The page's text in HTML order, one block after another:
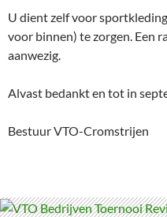
U dient zelf voor
voor binnen) te zorgen. Een
aanwezig.
Alvast bedankt en tot in
Bestuur VTO-Cromstrijen